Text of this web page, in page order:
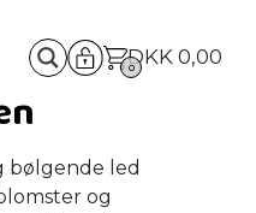
DKK 0,00
0
bølgende led
og